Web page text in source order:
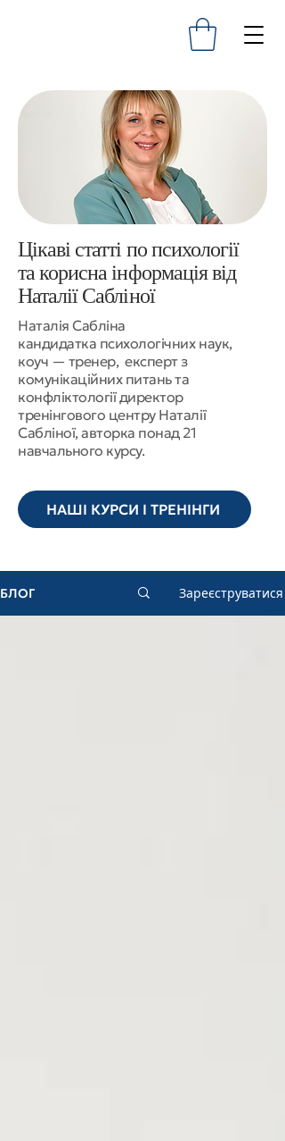
Цікаві статті по психології
та корисна інформація від
Наталії Сабліної
​Наталія Сабліна
кандидатка психологічних наук,
коуч — тренер, експерт з
комунікаційних питань та
конфліктології директор
тренінгового центру Наталії
Сабліної, авторка понад 21
навчального курсу.
НАШІ КУРСИ І ТРЕНІНГИ
БЛОГ Зареєструватися